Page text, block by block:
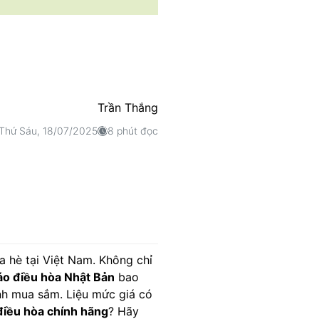
Trần Thắng
Sáu, 18/07/2025 8 phút đọc
hè tại Việt Nam. Không chỉ
điều hòa Nhật Bản bao
mua sắm. Liệu mức giá có
hòa chính hãng? Hãy